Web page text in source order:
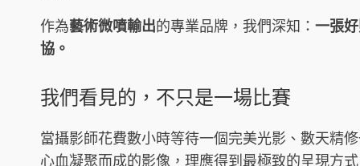
作為藝術微噴輸出的專業品牌，我們深知：一張
協。
我們看見的，不只是一場比賽
當攝影師花費數小時等待一個完美光影、數天精
心血凝聚而成的影像，理應得到最極致的呈現方